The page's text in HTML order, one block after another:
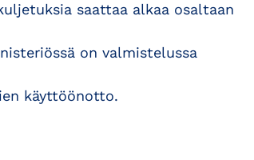
saattaa alkaa osaltaan
on valmistelussa
käyttöönotto.